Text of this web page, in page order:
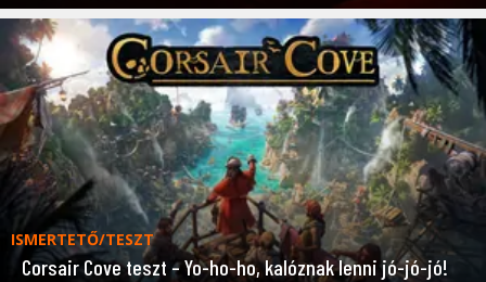
ISMERTETŐ/TESZT
Corsair Cove teszt – Yo-ho-ho, kalóznak lenni jó-jó-jó!